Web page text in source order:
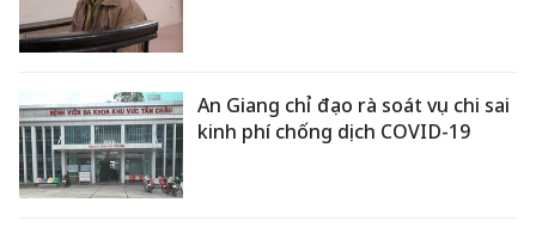
An Giang chỉ đạo rà soát vụ chi sai
kinh phí chống dịch COVID-19